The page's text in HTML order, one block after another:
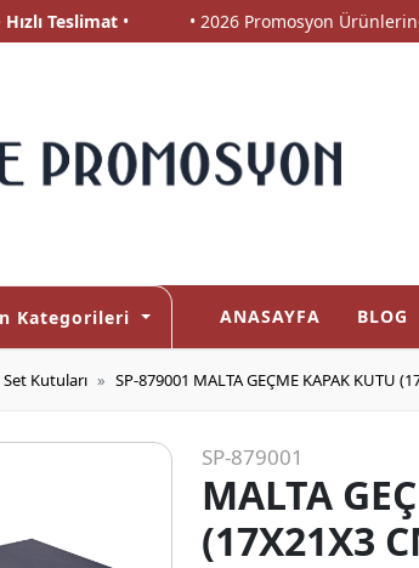
Teslimat• • 2026 Promosyon Ürünlerinde
Kategorileri ANASAYFA BLOG
Set Kutuları SP-879001 MALTA GEÇME KAPAK KUTU
SP-879001
MALTA
(17X21X3